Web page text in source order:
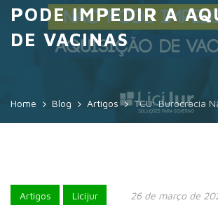
PODE IMPEDIR A
DE VACINAS
Home Blog Artigos TCU: Burocracia
Artigos Licijur 26 de março de